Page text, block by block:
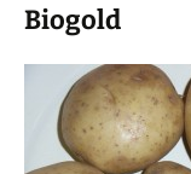
Biogold